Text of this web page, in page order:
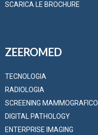
SCARICA LE BROCHURE
ZEEROMED
TECNOLOGIA
RADIOLOGIA
SCREENING MAMMOGRAFICO
DIGITAL PATHOLOGY
ENTERPRISE IMAGING